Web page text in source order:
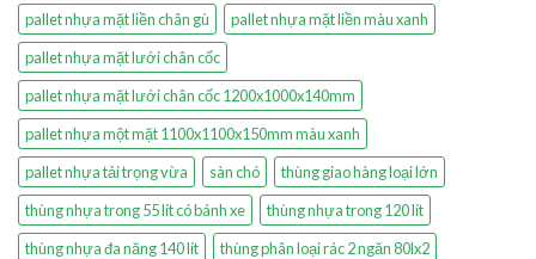
pallet nhựa mặt liền chân gù
pallet nhựa mặt liền màu xanh
pallet nhựa mặt lưới chân cốc
pallet nhựa mặt lưới chân cốc 1200x1000x140mm
pallet nhựa một mặt 1100x1100x150mm màu xanh
pallet nhựa tải trọng vừa
sàn chó
thùng giao hàng loại lớn
thùng nhựa trong 55 lít có bánh xe
thùng nhựa trong 120 lít
thùng nhựa đa năng 140 lít
thùng phân loại rác 2 ngăn 80lx2